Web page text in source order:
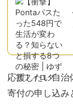
応援したい自治
寄付の申し込み